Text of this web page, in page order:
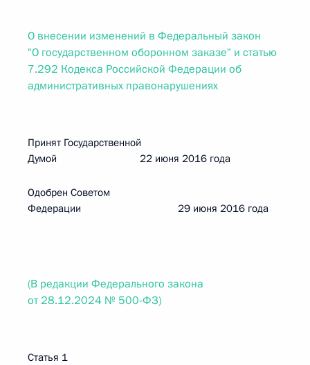
О внесении изменений в Федеральный закон
"О государственном оборонном заказе" и статью
7.292 Кодекса Российской Федерации об
административных правонарушениях
Принят Государственной
Думой 22 июня 2016 года
Одобрен Советом
Федерации 29 июня 2016 года
(В редакции Федерального закона
от 28.12.2024 № 500-ФЗ)
Статья 1